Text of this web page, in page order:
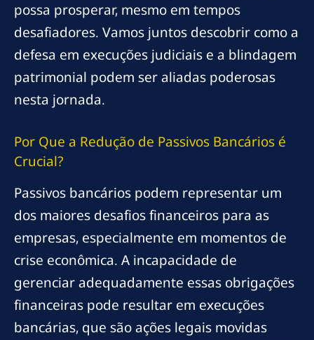
possa prosperar, mesmo em tempos
desafiadores. Vamos juntos descobrir como a
defesa em execuções judiciais e a blindagem
patrimonial podem ser aliadas poderosas
nesta jornada.
Por Que a Redução de Passivos Bancários é
Crucial?
Passivos bancários podem representar um
dos maiores desafios financeiros para as
empresas, especialmente em momentos de
crise econômica. A incapacidade de
gerenciar adequadamente essas obrigações
financeiras pode resultar em execuções
bancárias, que são ações legais movidas